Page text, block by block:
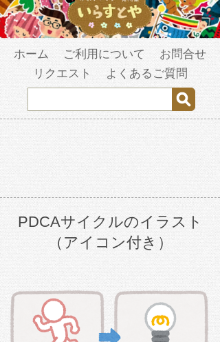
ホーム ご利用について
お問合せ
リクエスト
よくあるご質問
PDCAサイクルのイラスト
（アイコン付き）